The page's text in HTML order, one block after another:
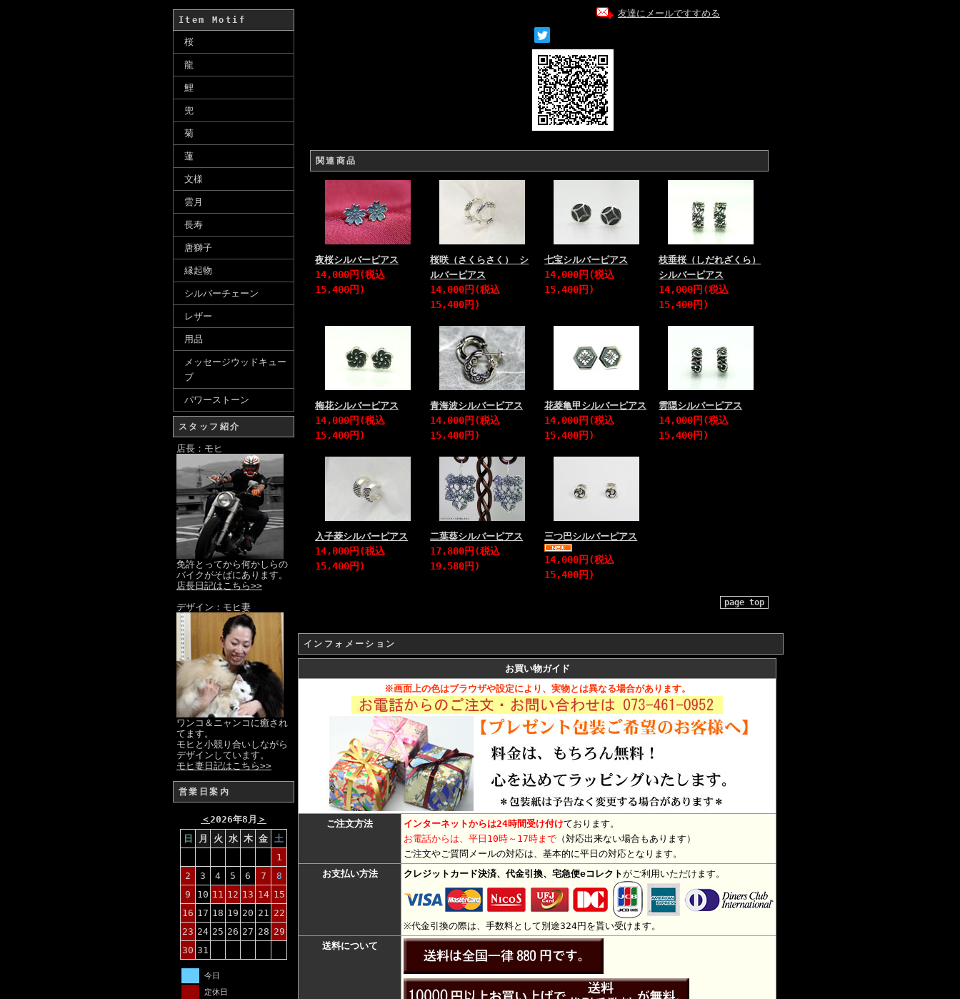
Item Motif
桜
龍
鯉
兜
菊
蓮
文様
雲月
長寿
唐獅子
縁起物
シルバーチェーン
レザー
用品
メッセージウッドキュー
ブ
パワーストーン
スタッフ紹介
店長：モヒ
免許とってから何かしらの
バイクがそばにあります。
店長日記はこちら>>
デザイン：モヒ妻
ワンコ＆ニャンコに癒され
てます。
モヒと小競り合いしながら
デザインしています。
モヒ妻日記はこちら>>
営業日案内
＜2026年8月 ＞
日
月 火 水 木 金 土
1
2
3 4 5 6 7
8
9
10 11 12 13 14 15
16 17 18 19 20 21 22
23 24 25 26 27 28 29
30 31
今日
定休日
友達にメールですすめる
関連商品
夜桜シルバーピアス
14,000円(税込
15,400円)
桜咲（さくらさく） シ
ルバーピアス
14,000円(税込
15,400円)
七宝シルバーピアス
14,000円(税込
15,400円)
枝垂桜（しだれざくら）
シルバーピアス
14,000円(税込
15,400円)
梅花シルバーピアス
14,000円(税込
15,400円)
青海波シルバーピアス
14,000円(税込
15,400円)
花菱亀甲シルバーピアス
14,000円(税込
15,400円)
雲隠シルバーピアス
14,000円(税込
15,400円)
入子菱シルバーピアス
14,000円(税込
15,400円)
二葉葵シルバーピアス
17,800円(税込
19,580円)
三つ巴シルバーピアス
14,000円(税込
15,400円)
page top
インフォメーション
お買い物ガイド
※画面上の色はブラウザや設定により、実物とは異なる場合があります。
ご注文方法 インターネットからは24時間受け付けております。
お電話からは、平日10時～17時まで （対応出来ない場合もあります）
ご注文やご質問メールの対応は、基本的に平日の対応となります。
お支払い方法
クレジットカード決済、代金引換、宅急便eコレクトがご利用いただけます。
※代金引換の際は、手数料として別途324円を貰い受けます。
送料について